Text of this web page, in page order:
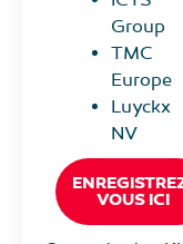
Group
TMC
Europe
Luyckx
NV
VOUS ICI